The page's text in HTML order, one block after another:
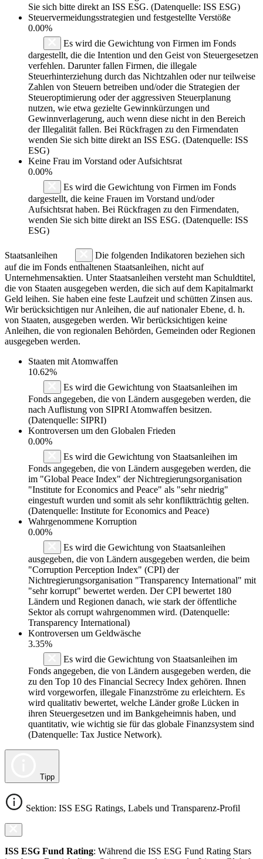
Sie sich bitte direkt an ISS ESG. (Datenquelle: ISS ESG)
Steuervermeidungsstrategien und festgestellte Verstöße
0.00%
Es wird die Gewichtung von Firmen im Fonds
dargestellt, die die Intention und den Geist von Steuergesetzen
verfehlen. Darunter fallen Firmen, die illegale
Steuerhinterziehung durch das Nichtzahlen oder nur teilweise
Zahlen von Steuern betreiben und/oder die Strategien der
Steueroptimierung oder der aggressiven Steuerplanung
nutzen, wie etwa gezielte Gewinnkürzungen und
Gewinnverlagerung, auch wenn diese nicht in den Bereich
der Illegalität fallen. Bei Rückfragen zu den Firmendaten
wenden Sie sich bitte direkt an ISS ESG. (Datenquelle: ISS
ESG)
Keine Frau im Vorstand oder Aufsichtsrat
0.00%
Es wird die Gewichtung von Firmen im Fonds
dargestellt, die keine Frauen im Vorstand und/oder
Aufsichtsrat haben. Bei Rückfragen zu den Firmendaten,
wenden Sie sich bitte direkt an ISS ESG. (Datenquelle: ISS
ESG)
Staatsanleihen
Die folgenden Indikatoren beziehen sich
auf die im Fonds enthaltenen Staatsanleihen, nicht auf
Unternehmensaktien. Unter Staatsanleihen versteht man Schuldtitel,
die von Staaten ausgegeben werden, die sich auf dem Kapitalmarkt
Geld leihen. Sie haben eine feste Laufzeit und schütten Zinsen aus.
Wir berücksichtigen nur Anleihen, die auf nationaler Ebene, d. h.
von Staaten, ausgegeben werden. Wir berücksichtigen keine
Anleihen, die von regionalen Behörden, Gemeinden oder Regionen
ausgegeben werden.
Staaten mit Atomwaffen
10.62%
Es wird die Gewichtung von Staatsanleihen im
Fonds angegeben, die von Ländern ausgegeben werden, die
nach Auflistung von SIPRI Atomwaffen besitzen.
(Datenquelle: SIPRI)
Kontroversen um den Globalen Frieden
0.00%
Es wird die Gewichtung von Staatsanleihen im
Fonds angegeben, die von Ländern ausgegeben werden, die
im "Global Peace Index" der Nichtregierungsorganisation
"Institute for Economics and Peace" als "sehr niedrig"
eingestuft wurden und somit als sehr konfliktträchtig gelten.
(Datenquelle: Institute for Economics and Peace)
Wahrgenommene Korruption
0.00%
Es wird die Gewichtung von Staatsanleihen
ausgegeben, die von Ländern ausgegeben werden, die beim
"Corruption Perception Index" (CPI) der
Nichtregierungsorganisation "Transparency International" mit
"sehr korrupt" bewertet werden. Der CPI bewertet 180
Ländern und Regionen danach, wie stark der öffentliche
Sektor als corrupt wahrgenommen wird. (Datenquelle:
Transparency International)
Kontroversen um Geldwäsche
3.35%
Es wird die Gewichtung von Staatsanleihen im
Fonds angegeben, die von Ländern ausgegeben werden, die
zu den Top 10 des Financial Secrecy Index gehören. Ihnen
wird vorgeworfen, illegale Finanzströme zu erleichtern. Es
wird qualitativ bewertet, welche Länder große Lücken in
ihren Steuergesetzen und im Bankgeheimnis haben, und
quantitativ, wie wichtig sie für das globale Finanzsystem sind
(Datenquelle: Tax Justice Network).
Tipp
Sektion: ISS ESG Ratings, Labels und Transparenz-Profil
ISS ESG Fund Rating: Während die ISS ESG Fund Rating Stars